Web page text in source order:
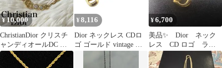
¥ 10,000
ChristianDior クリスチ
ャンディオールDC ロ
ゴストーン ネックレス
¥ 8,116
Dior ネックレス CDロ
ゴ ゴールド vintage 美
¥6,700
美品✨ Dior ネック
レス CD ロゴ ライ
ンストーン 希少 刻
印 2038